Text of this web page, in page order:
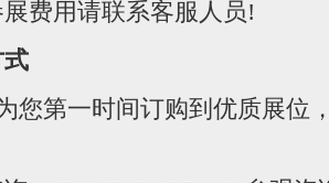
用请联系客服人员!
第一时间订购到优质展位